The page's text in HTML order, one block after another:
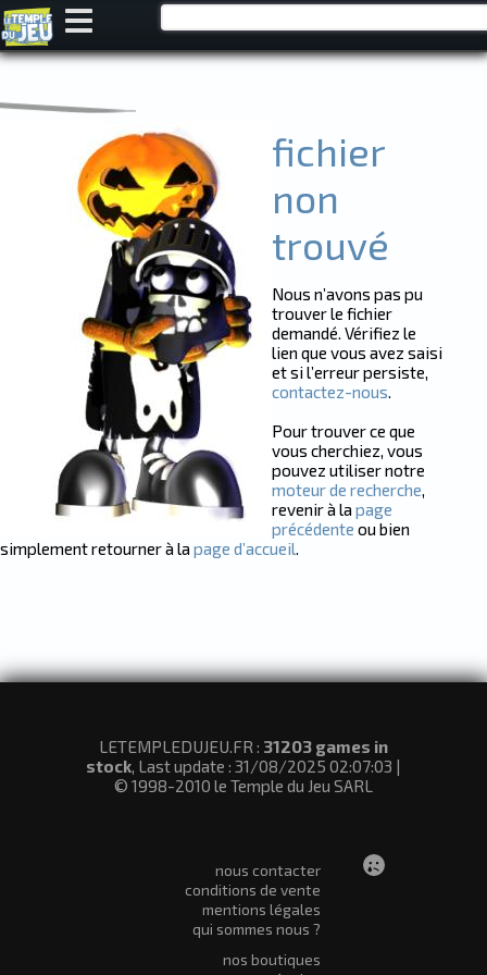
My Cart
My Account
Magasins
DE
DE
TRADITIONNELS
LETEMPLEDUJEU.FR
FICHIER
fichier
non
trouvé
Nous n’avons pas pu
trouver le fichier
demandé. Vérifiez le
lien que vous avez saisi
et si l’erreur persiste,
contactez-nous.
Pour trouver ce que
vous cherchiez, vous
pouvez utiliser notre
moteur de recherche,
revenir à la page
précédente ou bien
simplement retourner à la page d’accueil.
LETEMPLEDUJEU.FR : 31203 games in
stock, Last update : 31/08/2025 02:07:03 |
© 1998-2010 le Temple du Jeu SARL
nous contacter
conditions de vente
mentions légales
qui sommes nous ?
nos boutiques